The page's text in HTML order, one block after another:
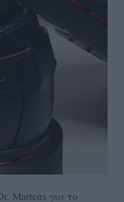
Martens για το